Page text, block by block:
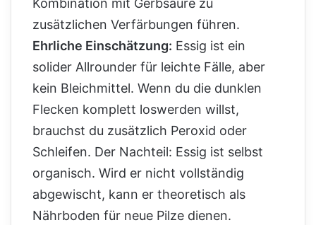
Kombination mit Gerbsäure zu
zusätzlichen Verfärbungen führen.
Ehrliche Einschätzung: Essig ist ein
solider Allrounder für leichte Fälle, aber
kein Bleichmittel. Wenn du die dunklen
Flecken komplett loswerden willst,
brauchst du zusätzlich Peroxid oder
Schleifen. Der Nachteil: Essig ist selbst
organisch. Wird er nicht vollständig
abgewischt, kann er theoretisch als
Nährboden für neue Pilze dienen.